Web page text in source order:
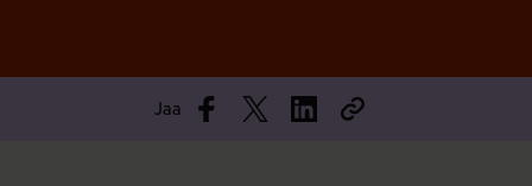
Jaa